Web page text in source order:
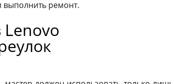
выполнить ремонт.